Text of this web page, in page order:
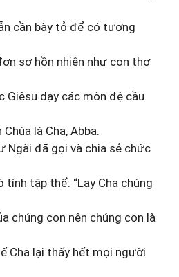
cần bày tỏ để có tương
sơ hồn nhiên như con thơ
Giêsu dạy các môn đệ cầu
là Cha, Abba.
Ngài đã gọi và chia sẻ chức
tính tập thể: “Lạy Cha chúng
chúng con nên chúng con là
Cha lại thấy hết mọi người